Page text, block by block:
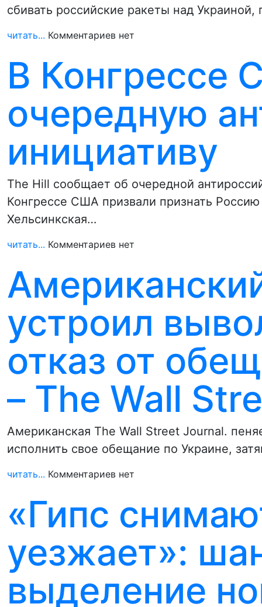
сбивать российские ракеты над
читать... Комментариев нет
В Конгрессе
очередную
инициативу
The Hill сообщает об очередной
Конгрессе США призвали признать Россию
Хельсинкская…
читать... Комментариев нет
устроил
отказ от
– The Wall
Американская The Wall Street Journal.
исполнить свое обещание по Украине,
читать... Комментариев нет
«Гипс
уезжает»:
выделение